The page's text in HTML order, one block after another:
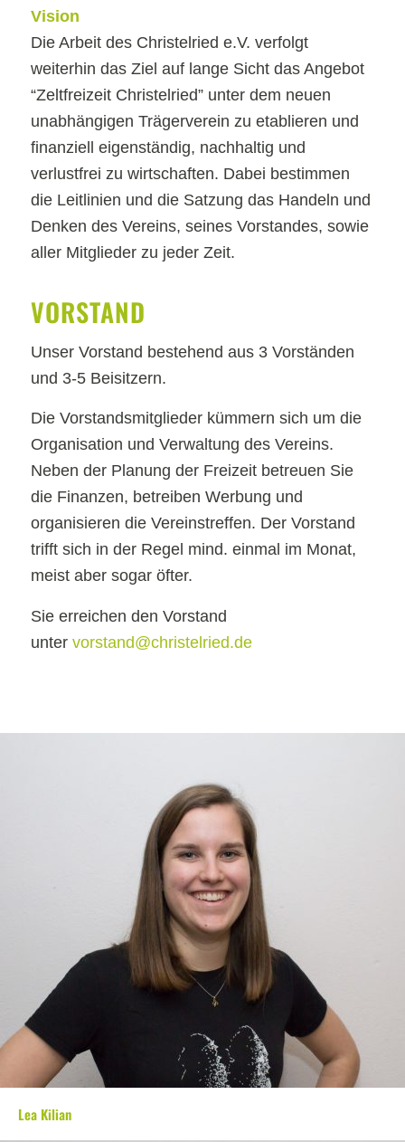
Vision
Die Arbeit des Christelried e.V. verfolgt
weiterhin das Ziel auf lange Sicht das Angebot
“Zeltfreizeit Christelried” unter dem neuen
unabhängigen Trägerverein zu etablieren und
finanziell eigenständig, nachhaltig und
verlustfrei zu wirtschaften. Dabei bestimmen
die Leitlinien und die Satzung das Handeln und
Denken des Vereins, seines Vorstandes, sowie
aller Mitglieder zu jeder Zeit.
VORSTAND
Unser Vorstand bestehend aus 3 Vorständen
und 3-5 Beisitzern.
Die Vorstandsmitglieder kümmern sich um die
Organisation und Verwaltung des Vereins.
Neben der Planung der Freizeit betreuen Sie
die Finanzen, betreiben Werbung und
organisieren die Vereinstreffen. Der Vorstand
trifft sich in der Regel mind. einmal im Monat,
meist aber sogar öfter.
Sie erreichen den Vorstand
unter vorstand@christelried.de
Lea Kilian